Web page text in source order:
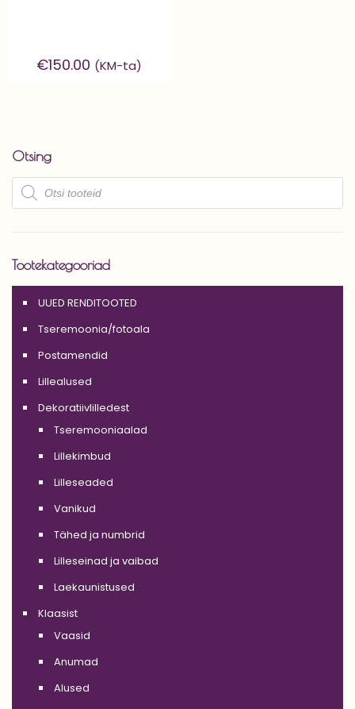
€150.00 (KM-ta)
Otsing
Products
search
Tootekategooriad
UUED RENDITOOTED
Tseremoonia/fotoala
Postamendid
Lillealused
Dekoratiivlilledest
Tseremooniaalad
Lillekimbud
Lilleseaded
Vanikud
Tähed ja numbrid
Lilleseinad ja vaibad
Laekaunistused
Klaasist
Vaasid
Anumad
Alused